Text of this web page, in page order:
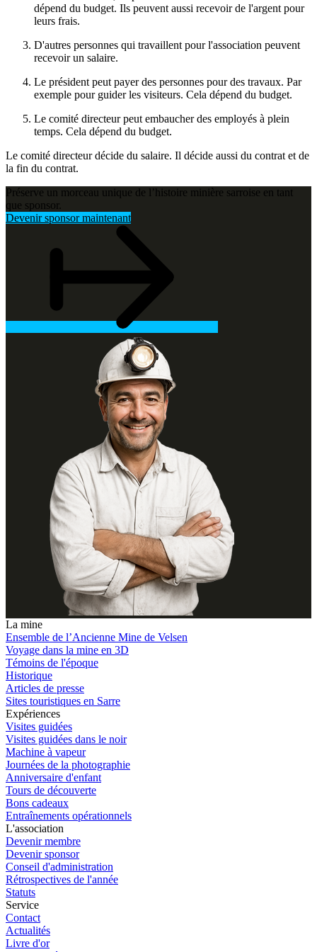
dépend du budget. Ils peuvent aussi recevoir de l'argent pour
leurs frais.
D'autres personnes qui travaillent pour l'association peuvent
recevoir un salaire.
Le président peut payer des personnes pour des travaux. Par
exemple pour guider les visiteurs. Cela dépend du budget.
Le comité directeur peut embaucher des employés à plein
temps. Cela dépend du budget.
Le comité directeur décide du salaire. Il décide aussi du contrat et de
la fin du contrat.
Préserve un morceau unique de l’histoire minière sarroise en tant
que sponsor.
Devenir sponsor maintenant
La mine
Ensemble de l’Ancienne Mine de Velsen
Voyage dans la mine en 3D
Témoins de l'époque
Historique
Articles de presse
Sites touristiques en Sarre
Expériences
Visites guidées
Visites guidées dans le noir
Machine à vapeur
Journées de la photographie
Anniversaire d'enfant
Tours de découverte
Bons cadeaux
Entraînements opérationnels
L'association
Devenir membre
Devenir sponsor
Conseil d'administration
Rétrospectives de l'année
Statuts
Service
Contact
Actualités
Livre d'or